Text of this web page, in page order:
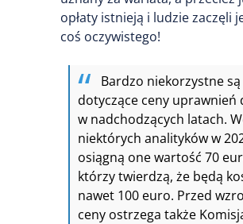
opłaty istnieją i ludzie zaczęli
coś oczywistego!
Bardzo niekorzystne
dotyczące ceny uprawnień
w nadchodzących latach.
niektórych analityków w
osiągną one wartość 70
którzy twierdzą, że będą
nawet 100 euro. Przed
ceny ostrzega także